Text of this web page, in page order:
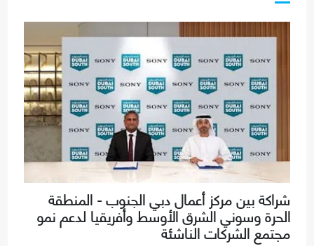
شراكة بين مركز أعمال دبي الجنوب - المنطقة
الحرة وسوني الشرق الأوسط وأفريقيا لدعم نمو
مجتمع الشركات الناشئة